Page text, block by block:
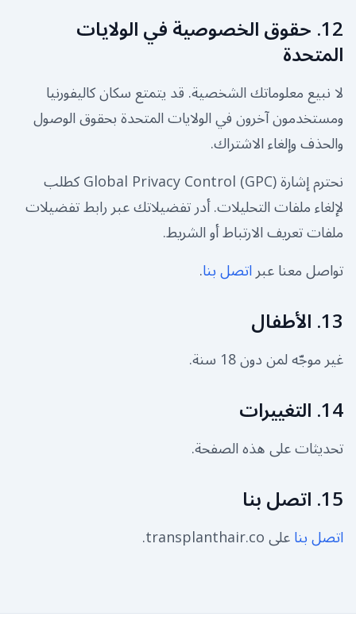
12. حقوق الخصوصية في الولايات
المتحدة
لا نبيع معلوماتك الشخصية. قد يتمتع سكان كاليفورنيا
ومستخدمون آخرون في الولايات المتحدة بحقوق الوصول
والحذف وإلغاء الاشتراك.
نحترم إشارة Global Privacy Control (GPC) كطلب
لإلغاء ملفات التحليلات. أدر تفضيلاتك عبر رابط تفضيلات
ملفات تعريف الارتباط أو الشريط.
تواصل معنا عبر اتصل بنا.
13. الأطفال
غير موجّه لمن دون 18 سنة.
14. التغييرات
تحديثات على هذه الصفحة.
15. اتصل بنا
اتصل بنا على transplanthair.co.